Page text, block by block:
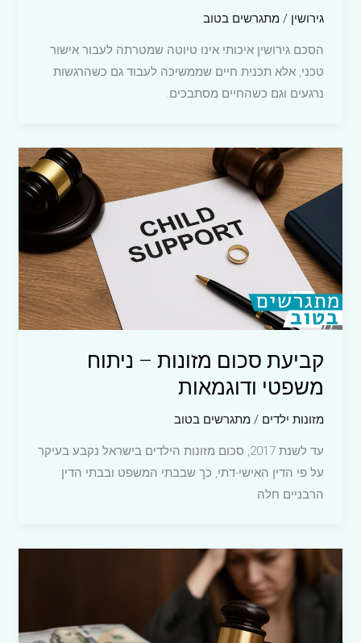
גירושין / מתגרשים בטוב
הסכם גירושין איכותי אינו טיוטה שמטרתה לעבור אישור
טכני, אלא תכנית חיים שממשיכה לעבוד גם כשהרגשות
נרגעים וגם כשהחיים מסתבכים.
קביעת סכום מזונות – ניתוח
משפטי ודוגמאות
מזונות ילדים / מתגרשים בטוב
עד לשנת 2017, סכום מזונות הילדים בישראל נקבע בעיקר
על פי הדין האישי-דתי, כך שבבתי המשפט ובבתי הדין
הרבניים חלה